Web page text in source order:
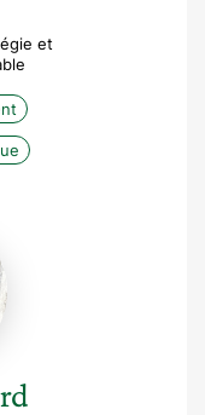
et